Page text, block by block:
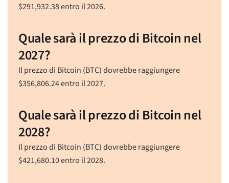
$291,932.38entro il 2026.
Quale sarà il prezzo di Bitcoin nel
2027?
Il prezzo di Bitcoin (BTC) dovrebbe raggiungere
$356,806.24entro il 2027.
Quale sarà il prezzo di Bitcoin nel
2028?
Il prezzo di Bitcoin (BTC) dovrebbe raggiungere
$421,680.10entro il 2028.